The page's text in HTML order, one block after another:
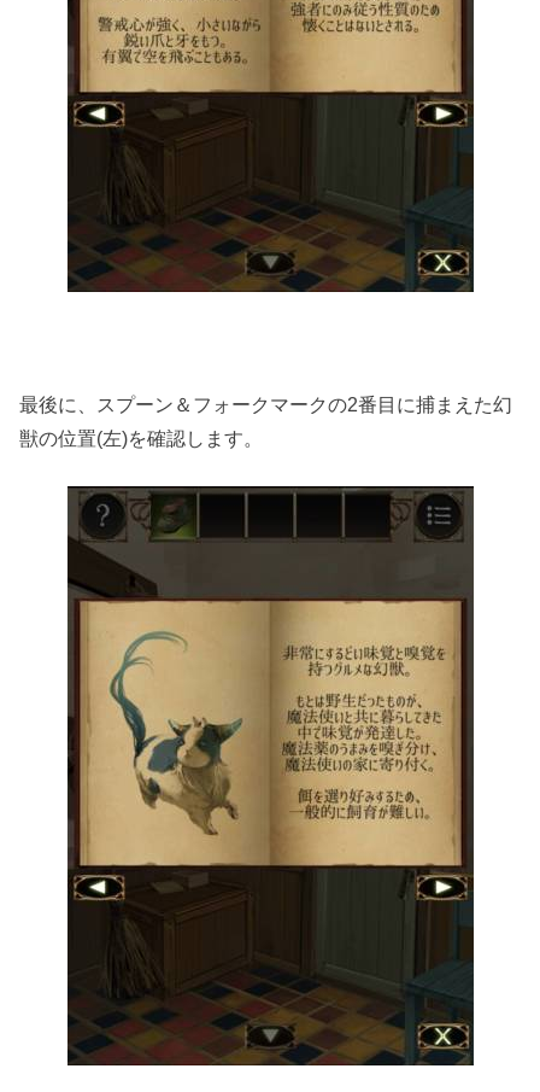
最後に、スプーン＆フォークマークの2番目に捕まえた幻
獣の位置(左)を確認します。